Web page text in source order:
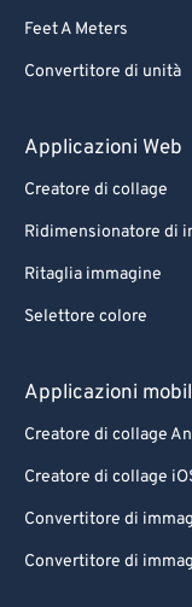
Feet A Meters
Convertitore di unità
Applicazioni Web
Creatore di collage
Ridimensionatore di
Ritaglia immagine
Selettore colore
Applicazioni
Creatore di collage
Creatore di collage
Convertitore di
Convertitore di